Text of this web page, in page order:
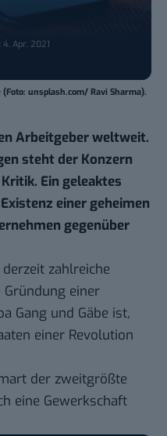
Apr. 2021
unsplash.com/ Ravi Sharma).
Arbeitgeber weltweit.
steht der Konzern
Ein geleaktes
einer geheimen
gegenüber
zahlreiche
Gründung einer
Gang und Gäbe ist,
einer Revolution
der zweitgrößte
eine Gewerkschaft